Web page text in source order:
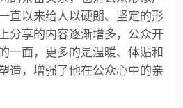
直以来给人以硬朗、坚定的形
分享的内容逐渐增多，公众开
一面，更多的是温暖、体贴和
造，增强了他在公众心中的亲